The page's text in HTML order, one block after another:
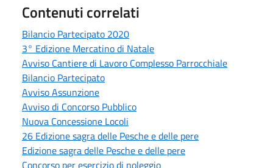
Contenuti correlati
Bilancio Partecipato 2020
3° Edizione Mercatino di Natale
Avviso Cantiere di Lavoro Complesso Parrocchiale
Bilancio Partecipato
Avviso Assunzione
Avviso di Concorso Pubblico
Nuova Concessione Locoli
26 Edizione sagra delle Pesche e delle pere
Edizione sagra delle Pesche e delle pere
Concorso per esercizio di noleggio